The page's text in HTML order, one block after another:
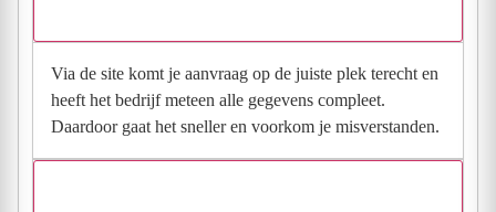
Via de site komt je aanvraag op de juiste plek terecht en
heeft het bedrijf meteen alle gegevens compleet.
Daardoor gaat het sneller en voorkom je misverstanden.